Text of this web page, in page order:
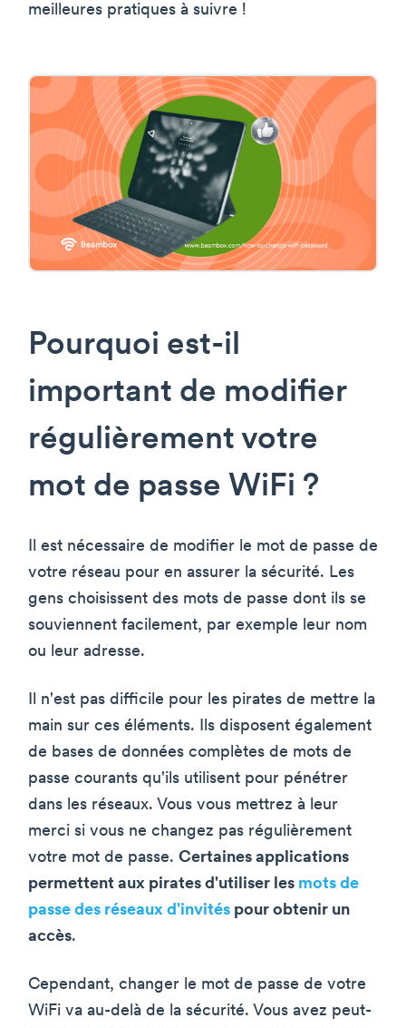
meilleures pratiques à suivre !
Pourquoi est-il
important de modifier
régulièrement votre
mot de passe WiFi ?
Il est nécessaire de modifier le mot de passe de
votre réseau pour en assurer la sécurité. Les
gens choisissent des mots de passe dont ils se
souviennent facilement, par exemple leur nom
ou leur adresse.
Il n'est pas difficile pour les pirates de mettre la
main sur ces éléments. Ils disposent également
de bases de données complètes de mots de
passe courants qu'ils utilisent pour pénétrer
dans les réseaux. Vous vous mettrez à leur
merci si vous ne changez pas régulièrement
votre mot de passe. Certaines applications
permettent aux pirates d'utiliser les mots de
passe des réseaux d'invités pour obtenir un
accès.
Cependant, changer le mot de passe de votre
WiFi va au-delà de la sécurité. Vous avez peut-